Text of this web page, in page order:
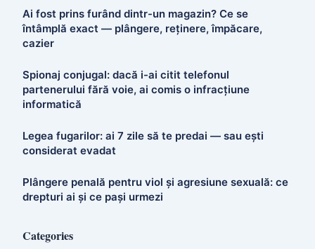
Ai fost prins furând dintr-un magazin? Ce se
întâmplă exact — plângere, reținere, împăcare,
cazier
Spionaj conjugal: dacă i-ai citit telefonul
partenerului fără voie, ai comis o infracțiune
informatică
Legea fugarilor: ai 7 zile să te predai — sau ești
considerat evadat
Plângere penală pentru viol și agresiune sexuală: ce
drepturi ai și ce pași urmezi
Categories